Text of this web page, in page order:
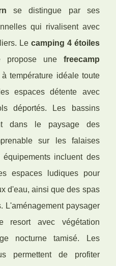
se distingue par ses
qui rivalisent avec
Le camping 4 étoiles
propose une freecamp
à température idéale toute
espaces détente avec
déportés. Les bassins
dans le paysage des
sur les falaises
incluent des
espaces ludiques pour
d'eau, ainsi que des spas
L'aménagement paysager
resort avec végétation
nocturne tamisé. Les
permettent de profiter